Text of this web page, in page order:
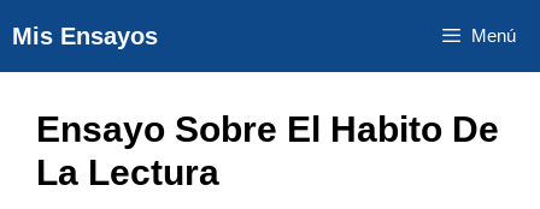
al
contenido
Mis Ensayos Menú
Ensayo Sobre El Habito De
La Lectura